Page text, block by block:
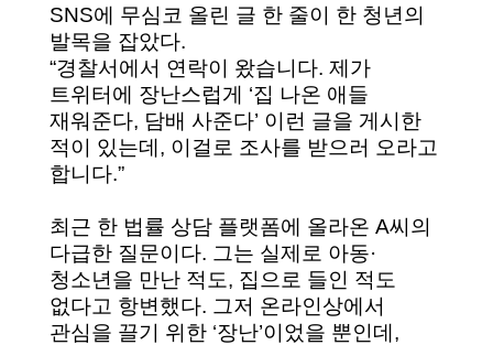
SNS에 무심코 올린 글 한 줄이 한 청년의
발목을 잡았다.
“경찰서에서 연락이 왔습니다. 제가
트위터에 장난스럽게 ‘집 나온 애들
재워준다, 담배 사준다’ 이런 글을 게시한
적이 있는데, 이걸로 조사를 받으러 오라고
합니다.”
최근 한 법률 상담 플랫폼에 올라온 A씨의
다급한 질문이다. 그는 실제로 아동·
청소년을 만난 적도, 집으로 들인 적도
없다고 항변했다. 그저 온라인상에서
관심을 끌기 위한 ‘장난’이었을 뿐인데,